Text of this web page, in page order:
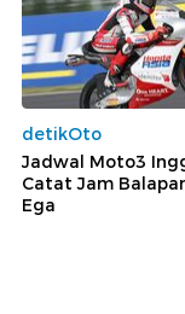
detikOto
Jadwal Moto3
Catat Jam
Ega